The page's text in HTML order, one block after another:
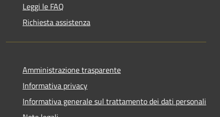
Leggi le FAQ
Richiesta assistenza
Amministrazione trasparente
Informativa privacy
Informativa generale sul trattamento dei dati personali